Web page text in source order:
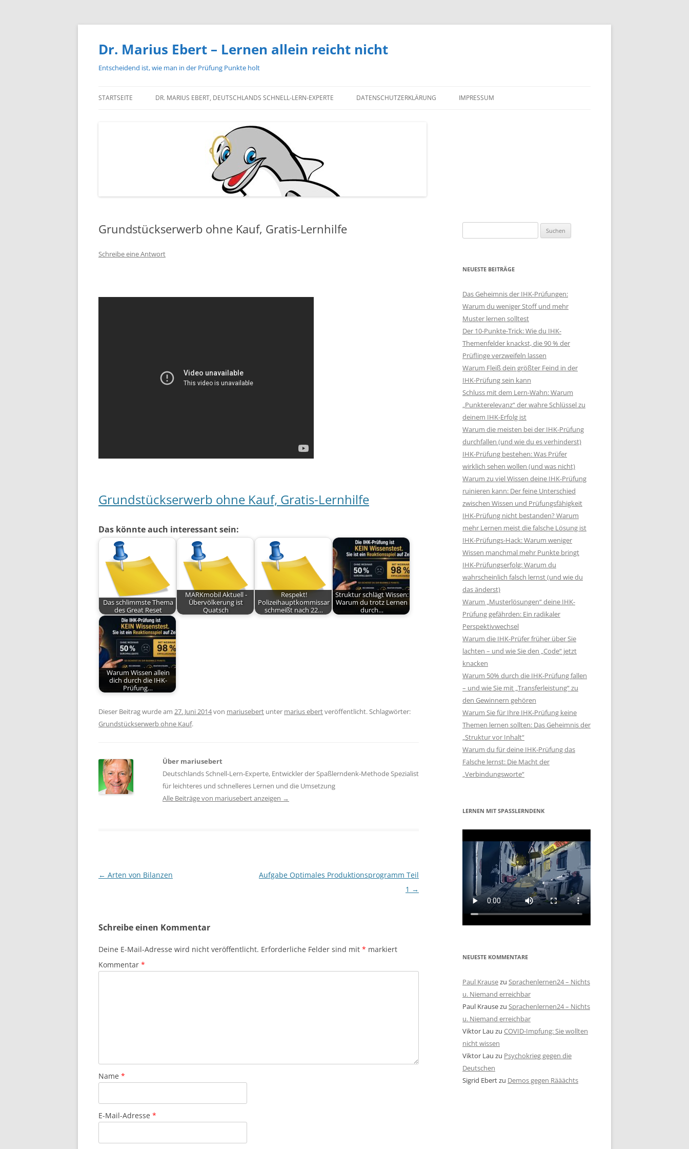
Zum
Dr. Marius Ebert – Lernen allein reicht nicht
Entscheidend ist, wie man in der Prüfung Punkte holt
STARTSEITE DR. MARIUS EBERT, DEUTSCHLANDS SCHNELL-LERN-EXPERTE DATENSCHUTZERKLÄRUNG IMPRESSUM
Grundstückserwerb ohne Kauf, Gratis-Lernhilfe
Schreibe eine Antwort
Grundstückserwerb ohne Kauf, Gratis-Lernhilfe
Das könnte auch interessant sein:
Das schlimmste Thema
des Great Reset
MARKmobil Aktuell -
Übervölkerung ist
Quatsch
Respekt!
Polizeihauptkommissar
schmeißt nach 22…
Struktur schlägt Wissen:
Warum du trotz Lernen
durch…
Warum Wissen allein
dich durch die IHK-
Prüfung…
Dieser Beitrag wurde am 27. Juni 2014von mariusebert unter marius ebertveröffentlicht. Schlagwörter:
Grundstückserwerb ohne Kauf.
Über mariusebert
Deutschlands Schnell-Lern-Experte, Entwickler der Spaßlerndenk-Methode Spezialist
für leichteres und schnelleres Lernen und die Umsetzung
Alle Beiträge von mariusebert anzeigen →
Beitragsnavigation
← Arten von Bilanzen
Aufgabe Optimales Produktionsprogramm Teil
1 →
Schreibe einen Kommentar
Deine E-Mail-Adresse wird nicht veröffentlicht. Erforderliche Felder sind mit * markiert
Kommentar *
Name *
E-Mail-Adresse *
nach:
NEUESTE BEITRÄGE
Das Geheimnis der IHK-Prüfungen:
Warum du weniger Stoff und mehr
Muster lernen solltest
Der 10-Punkte-Trick: Wie du IHK-
Themenfelder knackst, die 90 % der
Prüflinge verzweifeln lassen
Warum Fleiß dein größter Feind in der
IHK-Prüfung sein kann
Schluss mit dem Lern-Wahn: Warum
„Punkterelevanz“ der wahre Schlüssel zu
deinem IHK-Erfolg ist
Warum die meisten bei der IHK-Prüfung
durchfallen (und wie du es verhinderst)
IHK-Prüfung bestehen: Was Prüfer
wirklich sehen wollen (und was nicht)
Warum zu viel Wissen deine IHK-Prüfung
ruinieren kann: Der feine Unterschied
zwischen Wissen und Prüfungsfähigkeit
IHK-Prüfung nicht bestanden? Warum
mehr Lernen meist die falsche Lösung ist
IHK-Prüfungs-Hack: Warum weniger
Wissen manchmal mehr Punkte bringt
IHK-Prüfungserfolg: Warum du
wahrscheinlich falsch lernst (und wie du
das änderst)
Warum „Musterlösungen“ deine IHK-
Prüfung gefährden: Ein radikaler
Perspektivwechsel
Warum die IHK-Prüfer früher über Sie
lachten – und wie Sie den „Code“ jetzt
knacken
Warum 50% durch die IHK-Prüfung fallen
– und wie Sie mit „Transferleistung“ zu
den Gewinnern gehören
Warum Sie für Ihre IHK-Prüfung keine
Themen lernen sollten: Das Geheimnis der
„Struktur vor Inhalt“
Warum du für deine IHK-Prüfung das
Falsche lernst: Die Macht der
„Verbindungsworte“
LERNEN MIT SPASSLERNDENK
NEUESTE KOMMENTARE
Paul Krausezu Sprachenlernen24 – Nichts
u. Niemand erreichbar
Paul Krausezu Sprachenlernen24 – Nichts
u. Niemand erreichbar
Viktor Lau zu COVID-Impfung: Sie wollten
nicht wissen
Viktor Lau zu Psychokrieg gegen die
Deutschen
Sigrid Ebertzu Demos gegen Rääächts